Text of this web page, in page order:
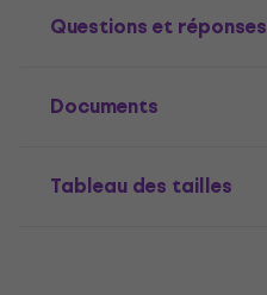
Questions et réponses
Documents
Tableau des tailles